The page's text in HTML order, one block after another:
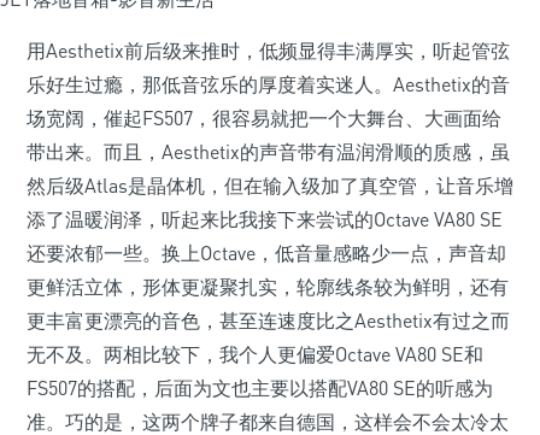
用Aesthetix前后级来推时，低频显得丰满厚实，听起管弦
乐好生过瘾，那低音弦乐的厚度着实迷人。Aesthetix的音
场宽阔，催起FS507，很容易就把一个大舞台、大画面给
带出来。而且，Aesthetix的声音带有温润滑顺的质感，虽
然后级Atlas是晶体机，但在输入级加了真空管，让音乐增
添了温暖润泽，听起来比我接下来尝试的Octave VA80 SE
还要浓郁一些。换上Octave，低音量感略少一点，声音却
更鲜活立体，形体更凝聚扎实，轮廓线条较为鲜明，还有
更丰富更漂亮的音色，甚至连速度比之Aesthetix有过之而
无不及。两相比较下，我个人更偏爱Octave VA80 SE和
FS507的搭配，后面为文也主要以搭配VA80 SE的听感为
准。巧的是，这两个牌子都来自德国，这样会不会太冷太